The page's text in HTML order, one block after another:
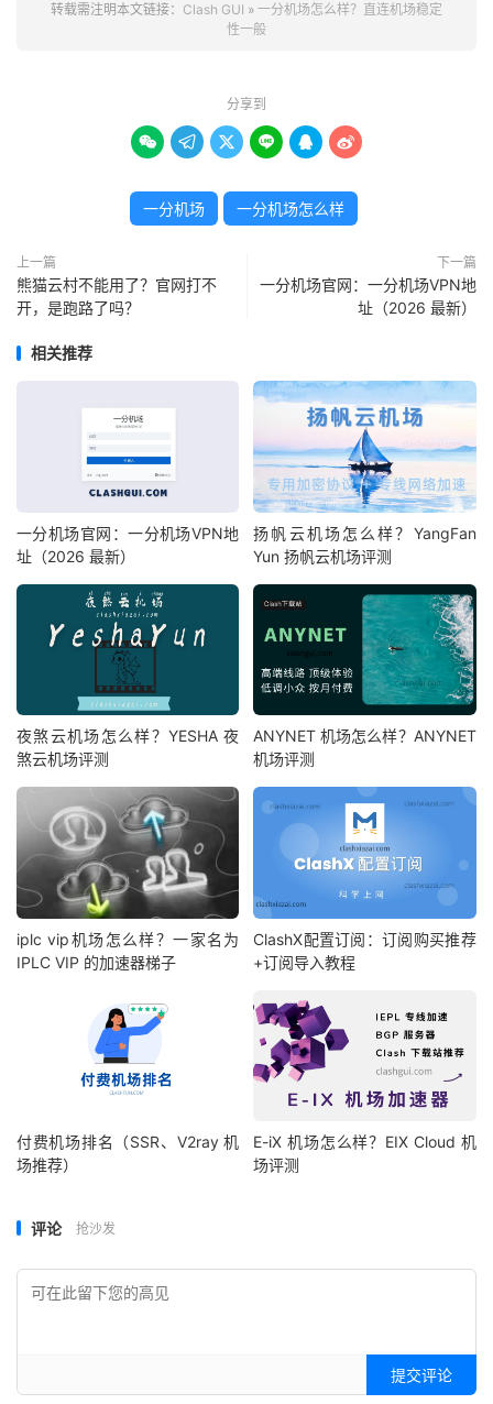
转载需注明本文链接： Clash GUI » 一分机场怎么样？直连机场稳定
性一般
分享到
     
一分机场 一分机场怎么样
上一篇
熊猫云村不能用了？官网打不
开，是跑路了吗？
下一篇
一分机场官网：一分机场VPN地
址（2026 最新）
相关推荐
一分机场官网：一分机场VPN地
址（2026 最新）
扬帆云机场怎么样？YangFan
Yun 扬帆云机场评测
夜煞云机场怎么样？YESHA 夜
煞云机场评测
ANYNET 机场怎么样？ANYNET
机场评测
iplc vip机场怎么样？一家名为
IPLC VIP 的加速器梯子
ClashX配置订阅：订阅购买推荐
+订阅导入教程
付费机场排名（SSR、V2ray 机
场推荐）
E-iX 机场怎么样？EIX Cloud 机
场评测
评论 抢沙发
提交评论